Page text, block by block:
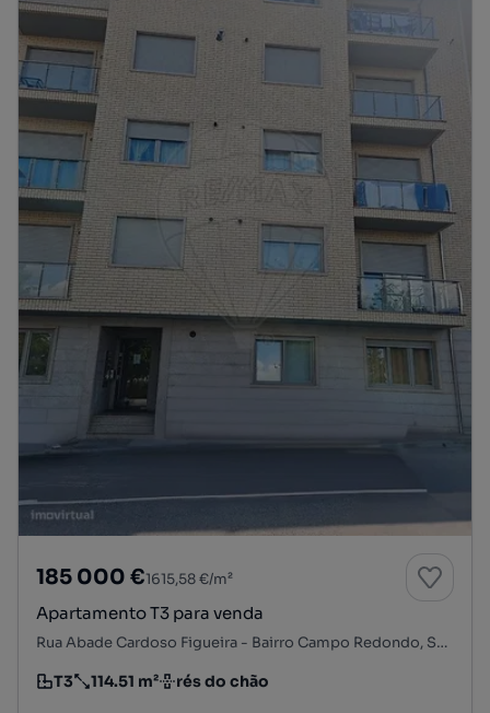
185 000 €1615,58 €/m²
Apartamento T3 para venda
Rua Abade Cardoso Figueira - Bairro Campo Redondo, Sé, Santa Maria e Meixedo, Bragança, Bragança
Tipologia
T3
Preço por metro quadrado
114.51 m²
Andar rés do chão